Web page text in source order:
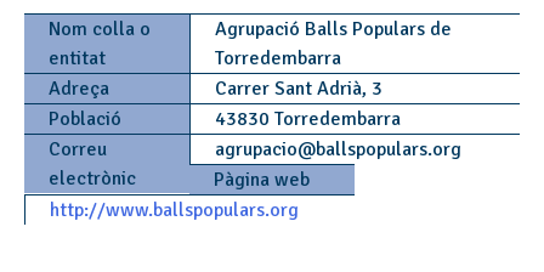
Nom colla o
entitat
Agrupació Balls Populars de
Torredembarra
Adreça
Carrer Sant Adrià, 3
Població
43830 Torredembarra
Correu
electrònic
agrupacio@ballspopulars.org
Pàgina web
http://www.ballspopulars.org